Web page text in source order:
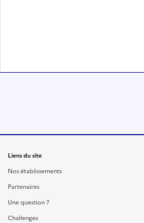
Liens du site
Nos établissements
Partenaires
Une question ?
Challenges